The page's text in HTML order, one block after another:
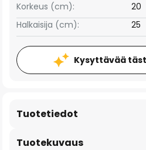
Korkeus (cm):
20
Halkaisija (cm):
25
Kysyttävää
Tuotekuvaus
Tuotetiedot